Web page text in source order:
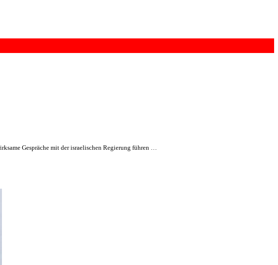
Gespräche mit der israelischen Regierung führen …